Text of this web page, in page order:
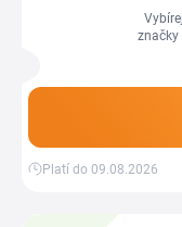
značky
Platí do 09.08.2026